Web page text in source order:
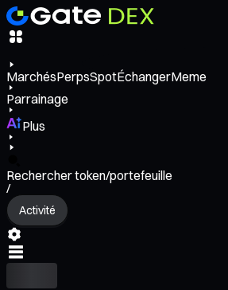
MarchésPerpsSpotÉchangerMeme
Parrainage
Plus
Rechercher token/portefeuille
/
Activité